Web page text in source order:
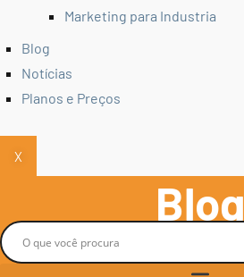
Marketing para Industria
Blog
Notícias
Planos e Preços
X
Blog